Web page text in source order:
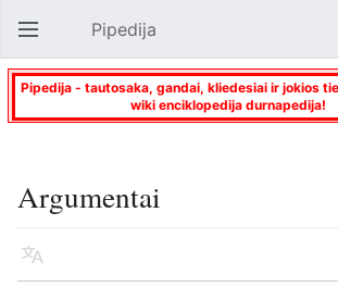
Atverti pagrindinį meniu Pipedija
Pipedija - tautosaka, gandai, kliedesiai ir jokios
wiki enciklopedija durnapedija!
Argumentai
Kalba